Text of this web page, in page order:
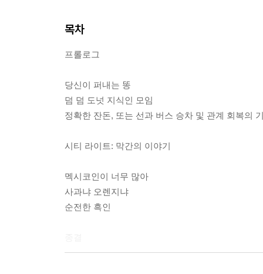
목차
프롤로그
당신이 퍼내는 똥
덤 덤 도넛 지식인 모임
정확한 잔돈, 또는 선과 버스 승차 및 관계 회복의
시티 라이트: 막간의 이야기
멕시코인이 너무 많아
사과냐 오렌지냐
순전한 흑인